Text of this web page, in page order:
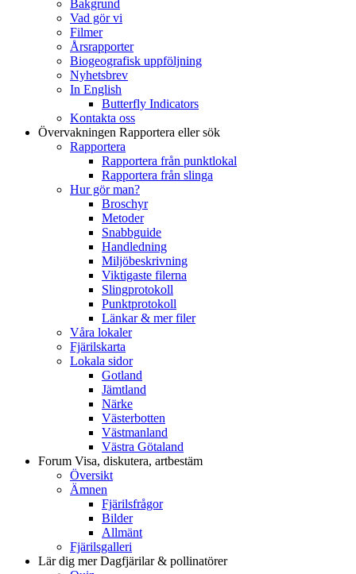
Bakgrund
Vad gör vi
Filmer
Årsrapporter
Biogeografisk uppföljning
Nyhetsbrev
In English
Butterfly Indicators
Kontakta oss
Övervakningen Rapportera eller sök
Rapportera
Rapportera från punktlokal
Rapportera från slinga
Hur gör man?
Broschyr
Metoder
Snabbguide
Handledning
Miljöbeskrivning
Viktigaste filerna
Slingprotokoll
Punktprotokoll
Länkar & mer filer
Våra lokaler
Fjärilskarta
Lokala sidor
Gotland
Jämtland
Närke
Västerbotten
Västmanland
Västra Götaland
Forum Visa, diskutera, artbestäm
Översikt
Ämnen
Fjärilsfrågor
Bilder
Allmänt
Fjärilsgalleri
Lär dig merDagfjärilar & pollinatörer